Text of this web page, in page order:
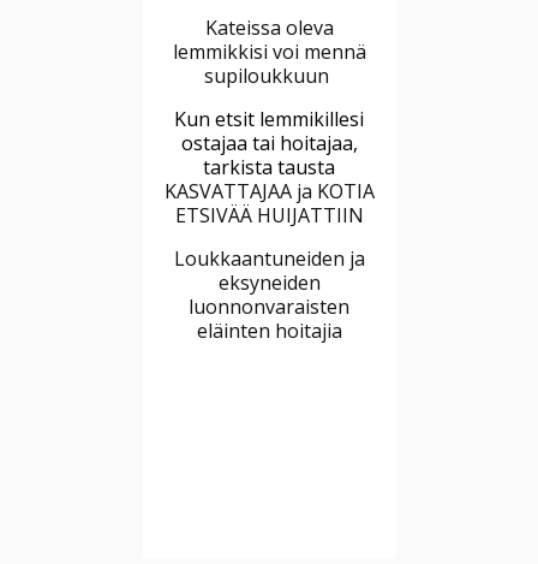
Kateissa oleva
lemmikkisi voi mennä
supiloukkuun
Kun etsit lemmikillesi
ostajaa tai hoitajaa,
tarkista tausta
KASVATTAJAA ja KOTIA
ETSIVÄÄ HUIJATTIIN
Loukkaantuneiden ja
eksyneiden
luonnonvaraisten
eläinten hoitajia